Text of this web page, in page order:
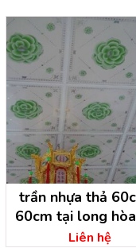
trần nhựa thả
60cm tại long
tiếng – bình
Liên hệ